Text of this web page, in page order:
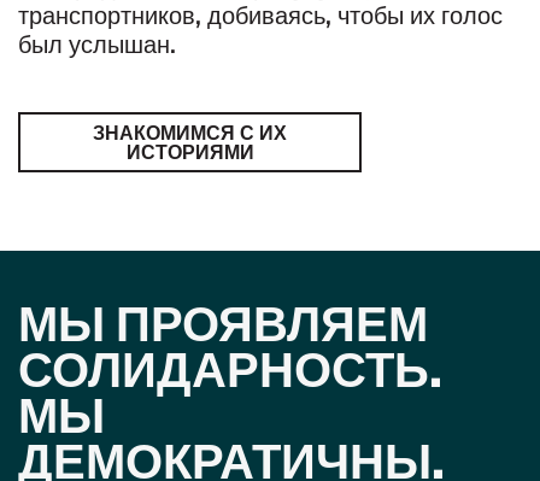
транспортников, добиваясь, чтобы их голос
был услышан.
ЗНАКОМИМСЯ С ИХ
ИСТОРИЯМИ
МЫ ПРОЯВЛЯЕМ
СОЛИДАРНОСТЬ.
МЫ
ДЕМОКРАТИЧНЫ.